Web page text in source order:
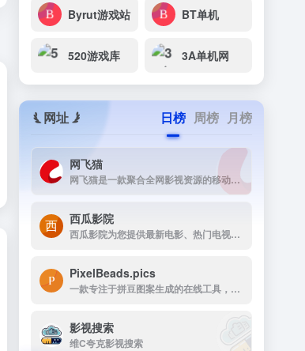
Byrut游戏站 BT单机
520游戏库 3A单机网
网址 日榜 周榜 月榜
网飞猫
网飞猫是一款聚合全网影视资源的移动端播放应用，主打免费、高画...
西瓜影院
西瓜影院为您提供最新电影、热门电视剧、综艺动漫免费在线观看，高清流畅无广告，海量片源每日更新，打造极致观影体验。
PixelBeads.pics
一款专注于拼豆图案生成的在线工具，用户只需上传任意照片或图片，即可一键将其像素化为可打印的拼豆图稿。
影视搜索
维C夸克影视搜索